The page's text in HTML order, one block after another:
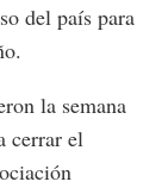
del país para
la semana
cerrar el